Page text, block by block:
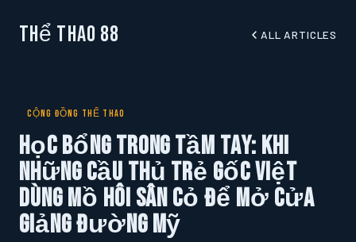
Thể Thao 88 ALL ARTICLES
CỘNG ĐỒNG THỂ THAO
Học Bổng Trong Tầm Tay: Khi
Những Cầu Thủ Trẻ Gốc Việt
Dùng Mồ Hôi Sân Cỏ Để Mở Cửa
Giảng Đường Mỹ